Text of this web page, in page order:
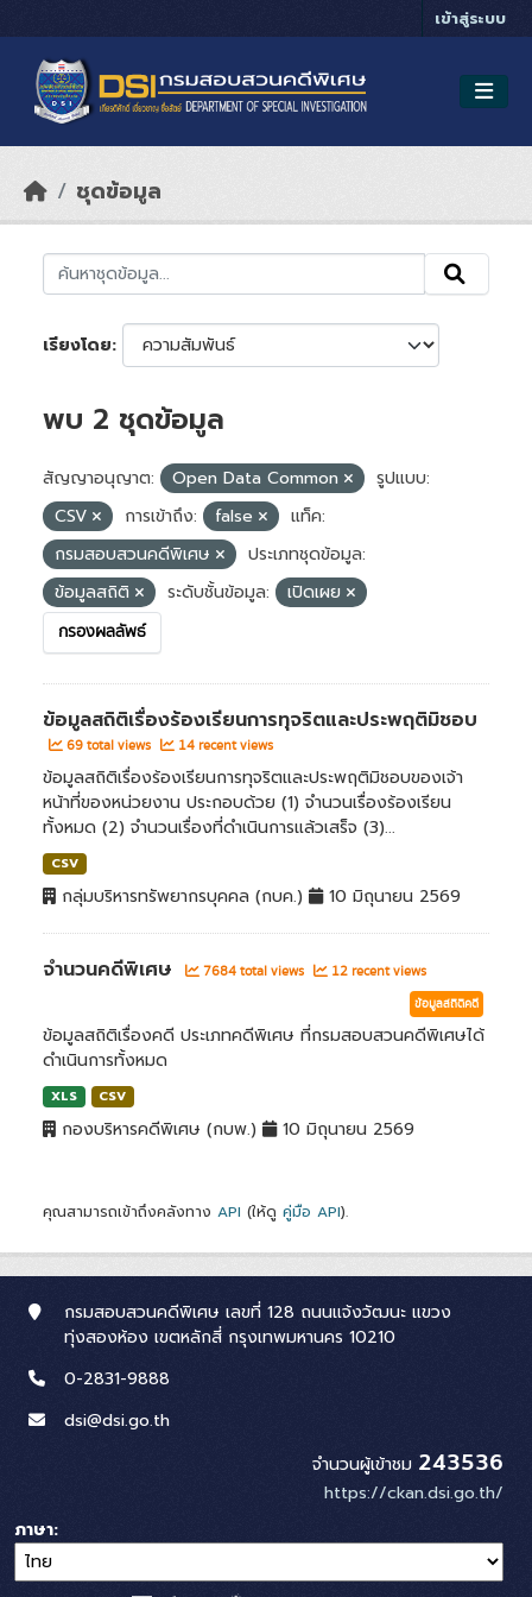
เข้าสู่ระบบ
ชุดข้อมูล
เรียงโดย
พบ 2 ชุดข้อมูล
สัญญาอนุญาต: Open Data Common
รูปแบบ:
CSV
การเข้าถึง: false
แท็ค:
กรมสอบสวนคดีพิเศษ
ประเภทชุดข้อมูล:
ข้อมูลสถิติ
ระดับชั้นข้อมูล: เปิดเผย
กรองผลลัพธ์
ข้อมูลสถิติเรื่องร้องเรียนการทุจริตและประพฤติมิชอบ
69 total views 14 recent views
ข้อมูลสถิติเรื่องร้องเรียนการทุจริตและประพฤติมิชอบของเจ้า
หน้าที่ของหน่วยงาน ประกอบด้วย (1) จำนวนเรื่องร้องเรียน
ทั้งหมด (2) จำนวนเรื่องที่ดำเนินการแล้วเสร็จ (3)...
CSV
กลุ่มบริหารทรัพยากรบุคคล (กบค.) 10 มิถุนายน 2569
จำนวนคดีพิเศษ 7684 total views 12 recent views
ข้อมูลสถิติคดี
ข้อมูลสถิติเรื่องคดี ประเภทคดีพิเศษ ที่กรมสอบสวนคดีพิเศษได้
ดำเนินการทั้งหมด
XLS CSV
กองบริหารคดีพิเศษ (กบพ.) 10 มิถุนายน 2569
คุณสามารถเข้าถึงคลังทาง API (ให้ดู คู่มือ API).
กรมสอบสวนคดีพิเศษ เลขที่ 128 ถนนแจ้งวัฒนะ แขวง
ทุ่งสองห้อง เขตหลักสี่ กรุงเทพมหานคร 10210
0-2831-9888
dsi@dsi.go.th
จำนวนผู้เข้าชม 243536
https://ckan.dsi.go.th/
ภาษา